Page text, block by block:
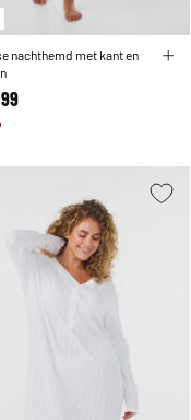
nachthemd met kant en